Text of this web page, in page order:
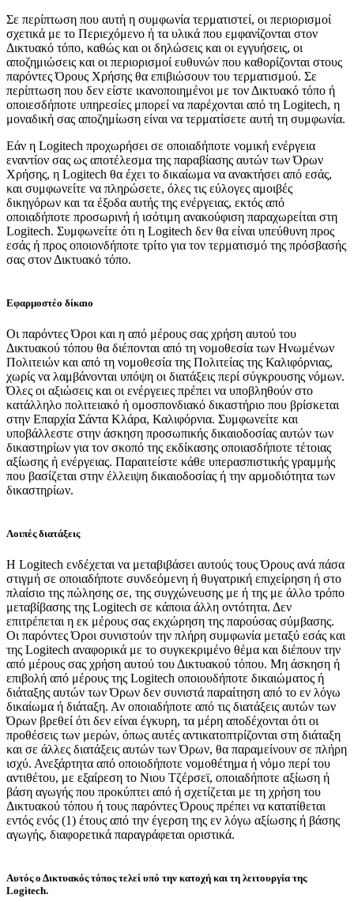
Σε περίπτωση που αυτή η συμφωνία τερματιστεί, οι περιορισμοί
σχετικά με το Περιεχόμενο ή τα υλικά που εμφανίζονται στον
Δικτυακό τόπο, καθώς και οι δηλώσεις και οι εγγυήσεις, οι
αποζημιώσεις και οι περιορισμοί ευθυνών που καθορίζονται στους
παρόντες Όρους Χρήσης θα επιβιώσουν του τερματισμού. Σε
περίπτωση που δεν είστε ικανοποιημένοι με τον Δικτυακό τόπο ή
οποιεσδήποτε υπηρεσίες μπορεί να παρέχονται από τη Logitech, η
μοναδική σας αποζημίωση είναι να τερματίσετε αυτή τη συμφωνία.
Εάν η Logitech προχωρήσει σε οποιαδήποτε νομική ενέργεια
εναντίον σας ως αποτέλεσμα της παραβίασης αυτών των Όρων
Χρήσης, η Logitech θα έχει το δικαίωμα να ανακτήσει από εσάς,
και συμφωνείτε να πληρώσετε, όλες τις εύλογες αμοιβές
δικηγόρων και τα έξοδα αυτής της ενέργειας, εκτός από
οποιαδήποτε προσωρινή ή ισότιμη ανακούφιση παραχωρείται στη
Logitech. Συμφωνείτε ότι η Logitech δεν θα είναι υπεύθυνη προς
εσάς ή προς οποιονδήποτε τρίτο για τον τερματισμό της πρόσβασής
σας στον Δικτυακό τόπο.
Εφαρμοστέο δίκαιο
Οι παρόντες Όροι και η από μέρους σας χρήση αυτού του
Δικτυακού τόπου θα διέπονται από τη νομοθεσία των Ηνωμένων
Πολιτειών και από τη νομοθεσία της Πολιτείας της Καλιφόρνιας,
χωρίς να λαμβάνονται υπόψη οι διατάξεις περί σύγκρουσης νόμων.
Όλες οι αξιώσεις και οι ενέργειες πρέπει να υποβληθούν στο
κατάλληλο πολιτειακό ή ομοσπονδιακό δικαστήριο που βρίσκεται
στην Επαρχία Σάντα Κλάρα, Καλιφόρνια. Συμφωνείτε και
υποβάλλεστε στην άσκηση προσωπικής δικαιοδοσίας αυτών των
δικαστηρίων για τον σκοπό της εκδίκασης οποιασδήποτε τέτοιας
αξίωσης ή ενέργειας. Παραιτείστε κάθε υπερασπιστικής γραμμής
που βασίζεται στην έλλειψη δικαιοδοσίας ή την αρμοδιότητα των
δικαστηρίων.
Λοιπές διατάξεις
Η Logitech ενδέχεται να μεταβιβάσει αυτούς τους Όρους ανά πάσα
στιγμή σε οποιαδήποτε συνδεόμενη ή θυγατρική επιχείρηση ή στο
πλαίσιο της πώλησης σε, της συγχώνευσης με ή της με άλλο τρόπο
μεταβίβασης της Logitech σε κάποια άλλη οντότητα. Δεν
επιτρέπεται η εκ μέρους σας εκχώρηση της παρούσας σύμβασης.
Οι παρόντες Όροι συνιστούν την πλήρη συμφωνία μεταξύ εσάς και
της Logitech αναφορικά με το συγκεκριμένο θέμα και διέπουν την
από μέρους σας χρήση αυτού του Δικτυακού τόπου. Μη άσκηση ή
επιβολή από μέρους της Logitech οποιουδήποτε δικαιώματος ή
διάταξης αυτών των Όρων δεν συνιστά παραίτηση από το εν λόγω
δικαίωμα ή διάταξη. Αν οποιαδήποτε από τις διατάξεις αυτών των
Όρων βρεθεί ότι δεν είναι έγκυρη, τα μέρη αποδέχονται ότι οι
προθέσεις των μερών, όπως αυτές αντικατοπτρίζονται στη διάταξη
και σε άλλες διατάξεις αυτών των Όρων, θα παραμείνουν σε πλήρη
ισχύ. Ανεξάρτητα από οποιοδήποτε νομοθέτημα ή νόμο περί του
αντιθέτου, με εξαίρεση το Νιου Τζέρσεϊ, οποιαδήποτε αξίωση ή
βάση αγωγής που προκύπτει από ή σχετίζεται με τη χρήση του
Δικτυακού τόπου ή τους παρόντες Όρους πρέπει να κατατίθεται
εντός ενός (1) έτους από την έγερση της εν λόγω αξίωσης ή βάσης
αγωγής, διαφορετικά παραγράφεται οριστικά.
Αυτός ο Δικτυακός τόπος τελεί υπό την κατοχή και τη λειτουργία της
Logitech.